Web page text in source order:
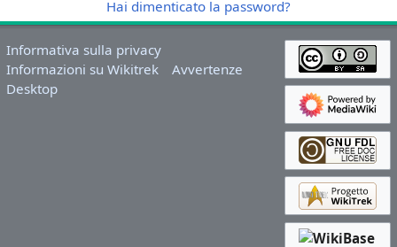
Hai dimenticato la password?
Informativa sulla privacy
Informazioni su Wikitrek
Avvertenze
Desktop